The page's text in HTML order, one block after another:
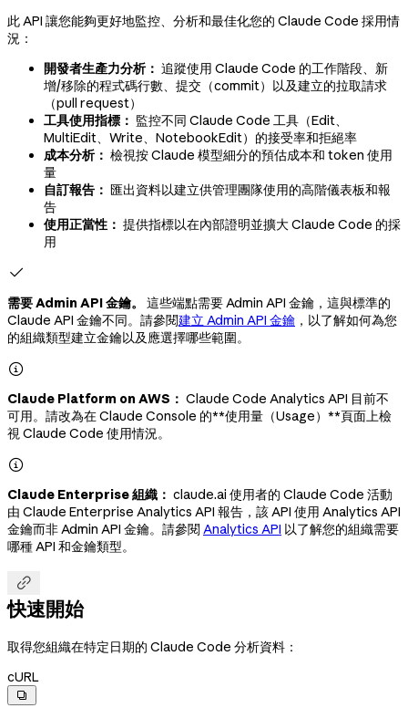
此 API 讓您能夠更好地監控、分析和最佳化您的 Claude Code 採用情
況：
開發者生產力分析： 追蹤使用 Claude Code 的工作階段、新
增/移除的程式碼行數、提交（commit）以及建立的拉取請求
（pull request）
工具使用指標： 監控不同 Claude Code 工具（Edit、
MultiEdit、Write、NotebookEdit）的接受率和拒絕率
成本分析： 檢視按 Claude 模型細分的預估成本和 token 使用
量
自訂報告： 匯出資料以建立供管理團隊使用的高階儀表板和報
告
使用正當性： 提供指標以在內部證明並擴大 Claude Code 的採
用

需要 Admin API 金鑰。
這些端點需要 Admin API 金鑰，這與標準的
Claude API 金鑰不同。請參閱建立 Admin API 金鑰 ，以了解如何為您
的組織類型建立金鑰以及應選擇哪些範圍。

Claude Platform on AWS： Claude Code Analytics API 目前不
可用。請改為在 Claude Console 的**使用量（Usage）**頁面上檢
視 Claude Code 使用情況。

Claude Enterprise 組織： claude.ai 使用者的 Claude Code 活動
由 Claude Enterprise Analytics API 報告，該 API 使用 Analytics API
金鑰而非 Admin API 金鑰。請參閱Analytics API 以了解您的組織需要
哪種 API 和金鑰類型。

快速開始
取得您組織在特定日期的 Claude Code 分析資料：
cURL
